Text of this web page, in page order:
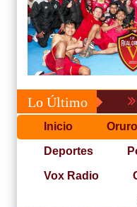
Lo Último GV-
Inicio Oruro
Deportes
Vox Radio